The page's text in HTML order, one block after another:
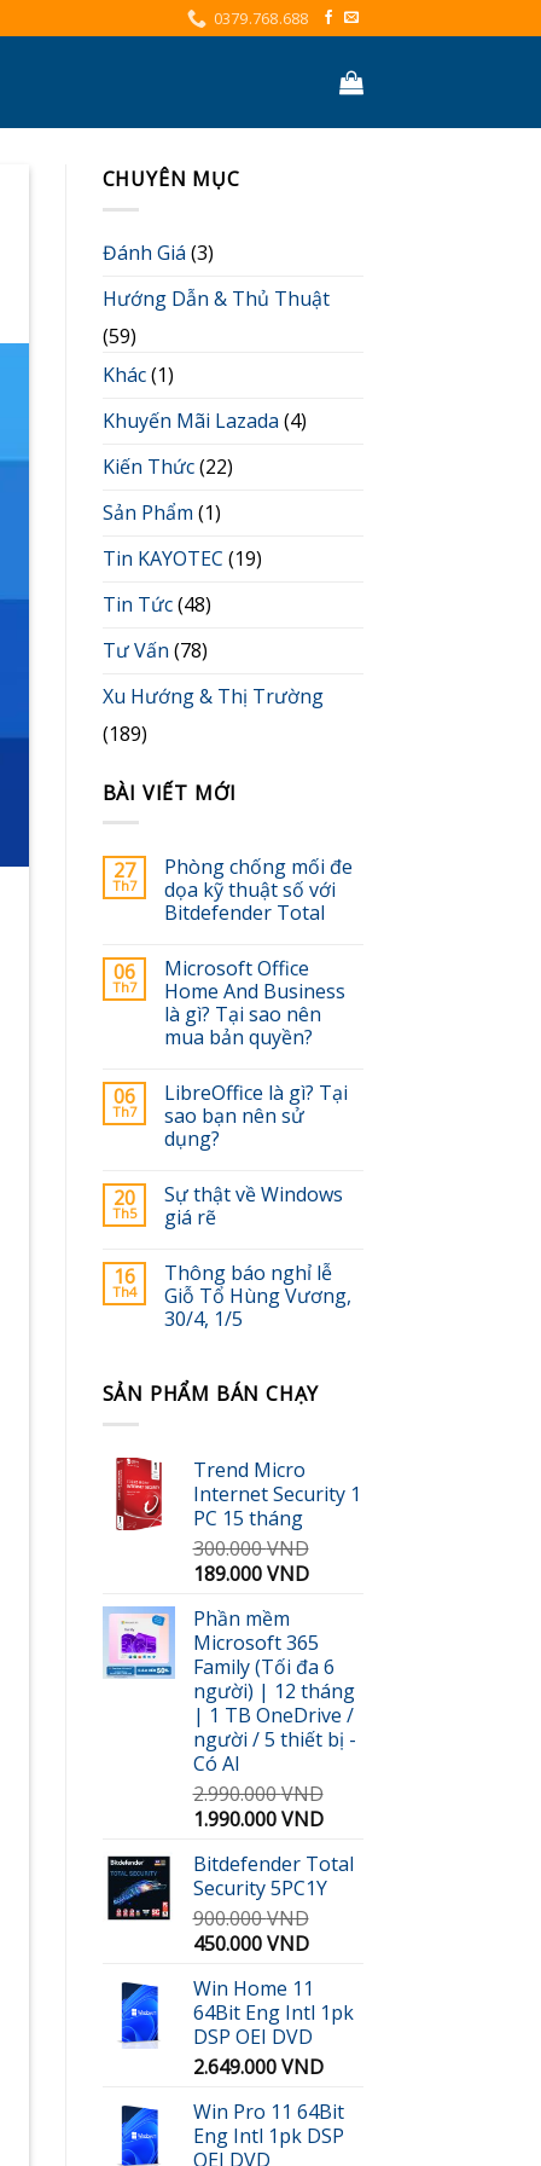
0379.768.688
CHUYÊN MỤC
Đánh Giá (3)
Hướng Dẫn & Thủ Thuật
(59)
Khác(1)
Khuyến Mãi Lazada (4)
Kiến Thức(22)
Sản Phẩm (1)
Tin KAYOTEC (19)
Tin Tức(48)
Tư Vấn (78)
Xu Hướng & Thị Trường
(189)
BÀI VIẾT MỚI
27
Th7
Phòng chống mối đe
dọa kỹ thuật số với
Bitdefender Total
06
Th7
Microsoft Office
Home And Business
là gì? Tại sao nên
mua bản quyền?
06
Th7
LibreOffice là gì? Tại
sao bạn nên sử
dụng?
20
Th5
Sự thật về Windows
giá rẽ
16
Th4
Thông báo nghỉ lễ
Giỗ Tổ Hùng Vương,
30/4, 1/5
SẢN PHẨM BÁN CHẠY
Trend Micro
Internet Security 1
PC 15 tháng
300.000VND
Giá
là:
300.000 VND.
189.000VNDGiá
là:
189.000 VND.
Phần mềm
Microsoft 365
Family (Tối đa 6
người) | 12 tháng
| 1 TB OneDrive /
người / 5 thiết bị -
Có AI
2.990.000VND
Giá
là:
2.990.000 VND.
1.990.000VNDGiá
tại
là:
Bitdefender Total
Security 5PC1Y
900.000VND
Giá
là:
900.000 VND.
450.000VNDGiá
tại
là:
450.000 VND.
Win Home 11
64Bit Eng Intl 1pk
DSP OEI DVD
2.649.000VND
Win Pro 11 64Bit
Eng Intl 1pk DSP
OEI DVD